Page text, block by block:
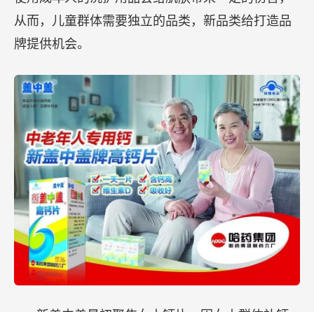
从而，儿童群体需要独立的品类，新品类给打造品
牌提供机会。